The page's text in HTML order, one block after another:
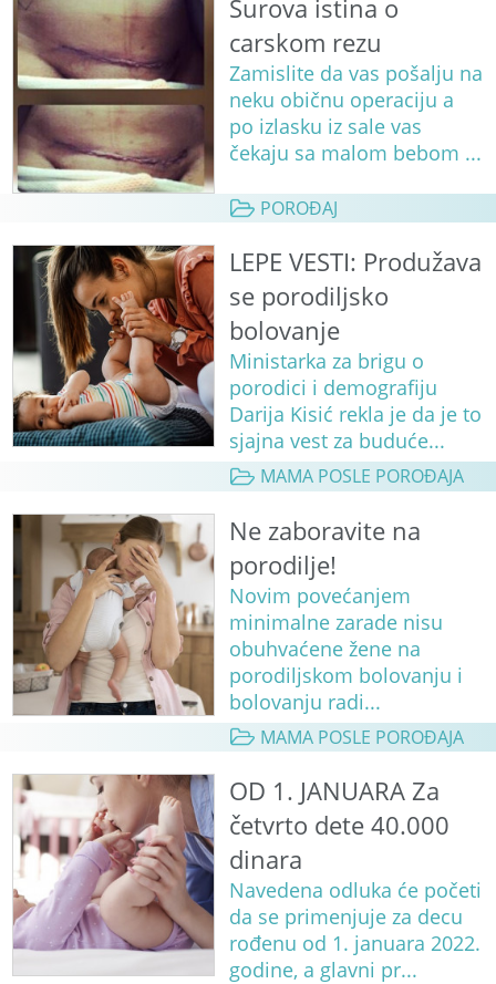
Surova istina o
carskom rezu
Zamislite da vas pošalju na
neku običnu operaciju a
po izlasku iz sale vas
čekaju sa malom bebom ...
POROĐAJ
LEPE VESTI: Produžava
se porodiljsko
bolovanje
Ministarka za brigu o
porodici i demografiju
Darija Kisić rekla je da je to
sjajna vest za buduće...
MAMA POSLE POROĐAJA
Ne zaboravite na
porodilje!
Novim povećanjem
minimalne zarade nisu
obuhvaćene žene na
porodiljskom bolovanju i
bolovanju radi...
MAMA POSLE POROĐAJA
OD 1. JANUARA Za
četvrto dete 40.000
dinara
Navedena odluka će početi
da se primenjuje za decu
rođenu od 1. januara 2022.
godine, a glavni pr...